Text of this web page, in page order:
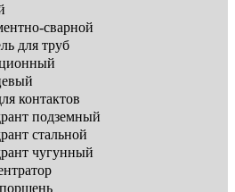
сварной
для труб
контактов
подземный
стальной
чугунный